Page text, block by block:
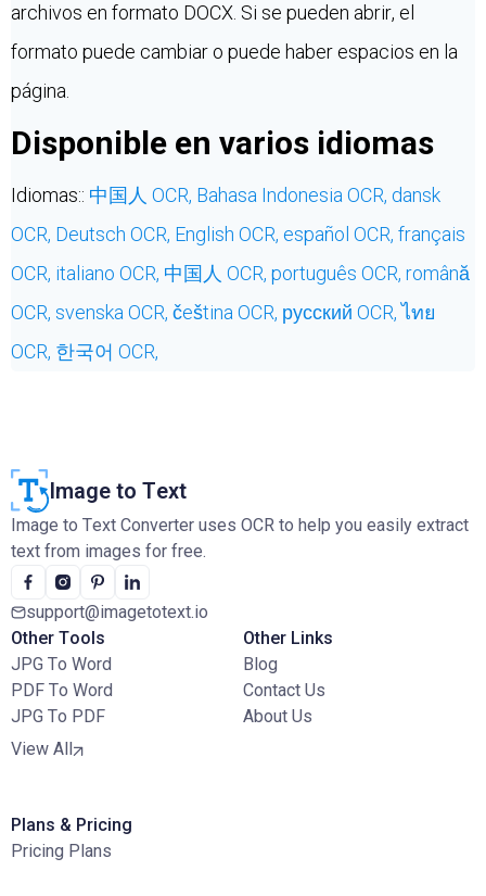
archivos en formato DOCX. Si se pueden abrir, el
formato puede cambiar o puede haber espacios en la
página.
Disponible en varios idiomas
Idiomas:: 中国人 OCR, Bahasa Indonesia OCR, dansk
OCR, Deutsch OCR, English OCR, español OCR, français
OCR, italiano OCR, 中国人 OCR, português OCR, română
OCR, svenska OCR, čeština OCR, русский OCR,ไทย
OCR, 한국어 OCR,
Image to Text
Image to Text Converter uses OCR to help you easily extract
text from images for free.
support@imagetotext.io
Other Tools
JPG To Word
PDF To Word
JPG To PDF
View All
Other Links
Blog
Contact Us
About Us
Plans & Pricing
Pricing Plans